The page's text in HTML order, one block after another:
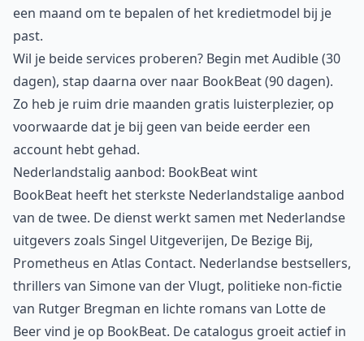
een maand om te bepalen of het kredietmodel bij je
past.
Wil je beide services proberen? Begin met Audible (30
dagen), stap daarna over naar BookBeat (90 dagen).
Zo heb je ruim drie maanden gratis luisterplezier, op
voorwaarde dat je bij geen van beide eerder een
account hebt gehad.
Nederlandstalig aanbod: BookBeat wint
BookBeat heeft het sterkste Nederlandstalige aanbod
van de twee. De dienst werkt samen met Nederlandse
uitgevers zoals Singel Uitgeverijen, De Bezige Bij,
Prometheus en Atlas Contact. Nederlandse bestsellers,
thrillers van Simone van der Vlugt, politieke non-fictie
van Rutger Bregman en lichte romans van Lotte de
Beer vind je op BookBeat. De catalogus groeit actief in